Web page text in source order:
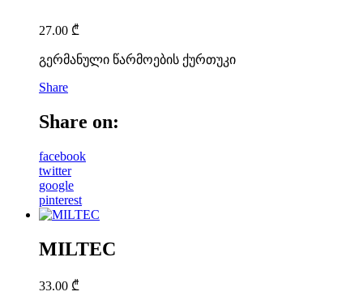
27.00 ₾
გერმანული წარმოების ქურთუკი
Share
Share on:
facebook
twitter
google
pinterest
MILTEC
33.00 ₾